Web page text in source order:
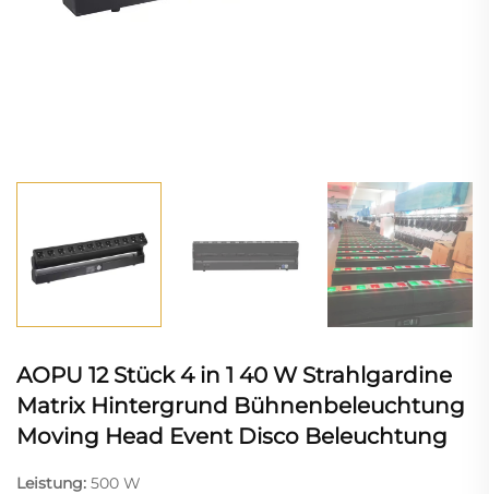
AOPU 12 Stück 4 in 1 40 W Strahlgardine
Matrix Hintergrund Bühnenbeleuchtung
Moving Head Event Disco Beleuchtung
Leistung: 500 W